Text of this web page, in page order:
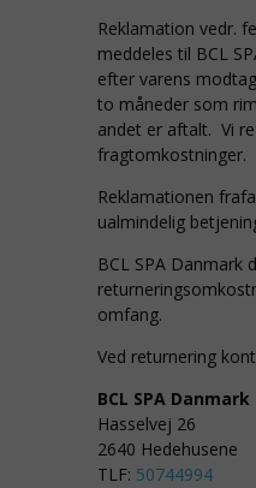
Reklamation vedr.
meddeles til BCL
efter varens
to måneder som
andet er aftalt. Vi
fragtomkostninger.
Reklamationen
ualmindelig
BCL SPA Danmark
omfang.
Ved returnering
BCL SPA Danmark
Hasselvej 26
2640 Hedehusene
TLF: 50744994